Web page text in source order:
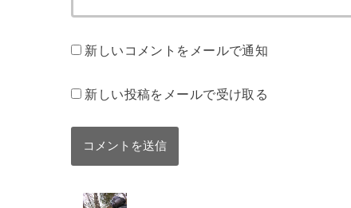
新しいコメントをメールで通知
新しい投稿をメールで受け取る